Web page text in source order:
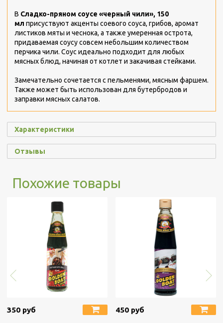
В Сладко-пряном соусе «черный чили», 150
мл присуствуют акценты соевого соуса, грибов, аромат
листиков мяты и чеснока, а также умеренная острота,
придаваемая соусу совсем небольшим количеством
перчика чили. Соус идеально подходит для любых
мясных блюд, начиная от котлет и закачивая стейками.
Замечательно сочетается с пельменями, мясным фаршем.
Также может быть использован для бутербродов и
заправки мясных салатов.
Характеристики
Отзывы
Похожие товары
350 руб 450 руб